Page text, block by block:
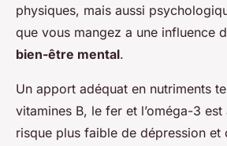
physiques, mais aussi
que vous mangez a une influence
bien-être mental.
Un apport adéquat en nutriments
vitamines B, le fer et l’oméga-3 est
risque plus faible de dépression et